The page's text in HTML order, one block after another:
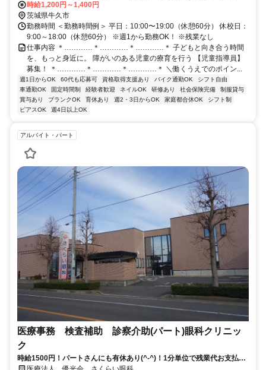
分 ※上記は放課後等デイサービスとんぼっく田宮校へのアクセスで
す ＊車通勤OK ＊バイク通勤OK ＊無料駐車場あり ＜各校紹介＞ ご希
望の療育内容や通勤のしやすさに合わせて、 お選びいただけます。
各校の療育内容に興味がある方、お気軽にご見学ください！ □佐貫校
特徴：サッカー療育に特化した教室 住所：〒301-0033 茨城県龍ヶ崎
市佐貫町514-3 アクセス：JR常磐線「龍ケ崎市駅」より徒歩4分/車で
1分 □田宮校 特徴：SSTをメインとした教室 住所：〒300-1236 茨城
県牛久市田宮町1075-23 アクセス：JR常磐線「牛久駅」より徒歩13
分/車で2分 □さくら台校 特徴：総合的な運動療育を軸とする教室 住
所：〒300-1217 茨城県牛久市さくら台1-18-12 アクセス：JR常磐線
「牛久駅」より車で6分
時給1,200円～1,400円
茨城県牛久市
勤務時間 ＜勤務時間例＞ 平日：10:00〜19:00（休憩60分） 休校日：
9:00～18:00（休憩60分） ※週1から勤務OK！ ※残業なし
仕事内容 ＊…………＊…………＊…………＊ 子どもと向き合う時間
を、もっと身近に。 障がいのある児童の療育を行う 【児童指導員】
募集！ ＊…………＊…………＊…………＊ ＼働くうえでのポイン...
週1日からOK 60代も応募可 資格取得支援あり バイク通勤OK
シフト自由
車通勤OK
固定時間制 経験者歓迎 ネイルOK 研修あり 社会保険完備
制服貸与
賞与あり
ブランクOK 育休あり 週2・3日からOK 家庭都合休OK
シフト制
ピアスOK
週4日以上OK
アルバイト・パート
医療事務 検査補助 診察介助(パート)眼科クリニッ
ク
時給1500円！パートさんにも有休あり(^-^)！1分単位で残業代お支払い